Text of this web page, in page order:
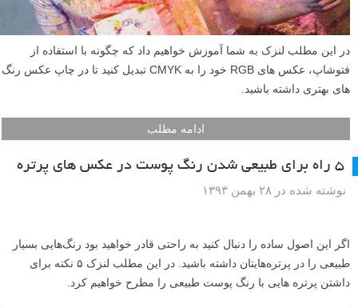
در این مطلب لنزک به شما آموزش خواهیم داد که چگونه با استفاده از
فتوشاپ، عکس های RGB خود را به CMYK تبدیل کنید تا در چاپ عکس رنگ
های بهتری داشته باشید.
ادامه مطلب
۵ راه برای طبیعی شدن رنگ پوست در عکس های پرتره
نوشته شده در ۲۸ بهمن ۱۳۹۳
اگر این اصول ساده را دنبال کنید به راحتی قادر خواهید بود رنگ‌هایی بسیار
طبیعی را در پرتره‌هایتان داشته باشید. در این مطلب لنزک ۵ نکته برای
داشتن پرتره هایی با رنگ پوست طبیعی را مطرح خواهیم کرد.